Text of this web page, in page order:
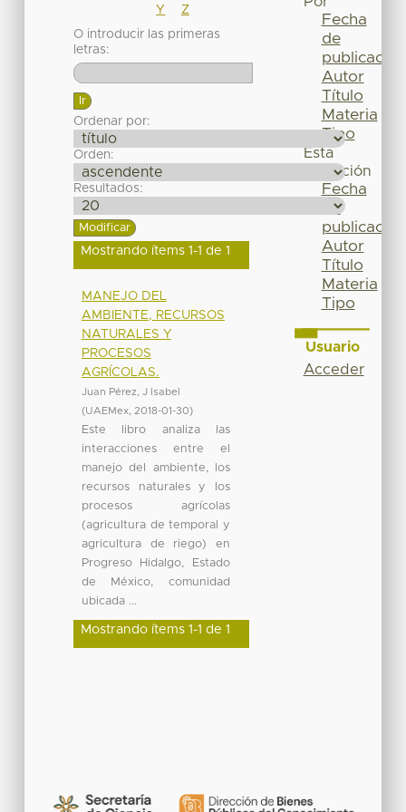
Y
Z
O introducir las primeras
letras:
Ordenar por:
Orden:
Resultados:
Mostrando ítems 1-1 de 1
MANEJO DEL
AMBIENTE, RECURSOS
NATURALES Y
PROCESOS
AGRÍCOLAS.
Juan Pérez, J Isabel
(UAEMex, 2018-01-30)
Este libro analiza las
interacciones entre el
manejo del ambiente, los
recursos naturales y los
procesos agrícolas
(agricultura de temporal y
agricultura de riego) en
Progreso Hidalgo, Estado
de México, comunidad
ubicada ...
Mostrando ítems 1-1 de 1
Fecha
de
publicación
Autor
Título
Materia
Tipo
Esta
colección
Fecha
de
publicación
Autor
Título
Materia
Tipo
Usuario
Acceder